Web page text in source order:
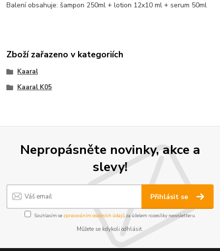
Balení obsahuje: šampon 250ml + lotion 12x10 ml + serum 50ml
Zboží zařazeno v kategoriích
Kaaral
Kaaral K05
Nepropásněte novinky, akce a
slevy!
Přihlásit se
Souhlasím se zpracováním osobních údajůza účelem rozesílky newsletteru.
Můžete se kdykoli odhlásit.